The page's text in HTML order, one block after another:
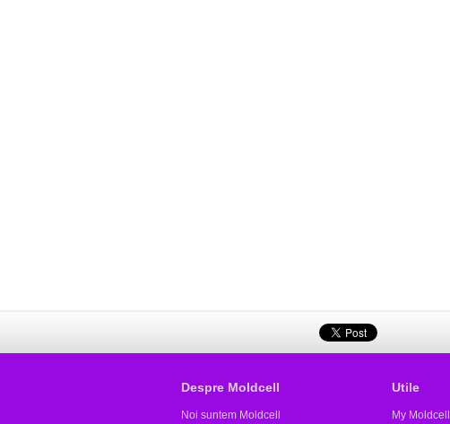
Despre Moldcell
Noi suntem Moldcell
Utile
My Moldcell